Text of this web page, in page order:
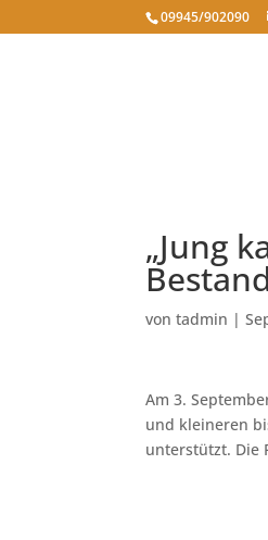
09945/902090
„Jung
vontadmin |
Am 3.
und kleineren
unterstützt. Die